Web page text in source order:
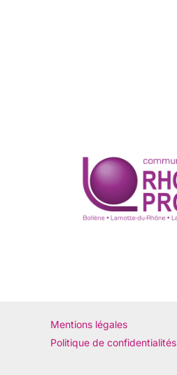
Mentions légales
Politique de confidentialités